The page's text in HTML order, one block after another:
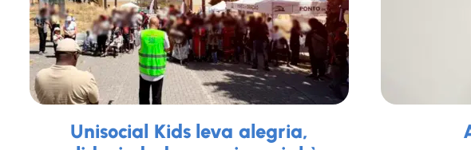
Unisocial Kids leva alegria,